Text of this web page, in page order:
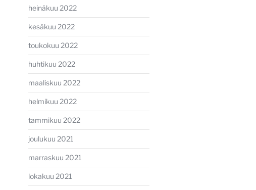
heinäkuu 2022
kesäkuu 2022
toukokuu 2022
huhtikuu 2022
maaliskuu 2022
helmikuu 2022
tammikuu 2022
joulukuu 2021
marraskuu 2021
lokakuu 2021